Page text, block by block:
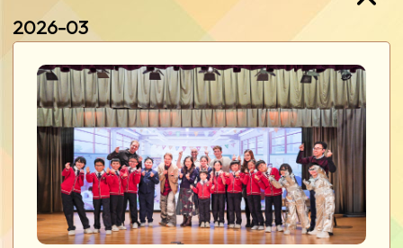
第二學段頒獎禮
2026-04-15
2026-03